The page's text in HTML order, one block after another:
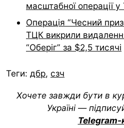
масштабної операції
Операція “Чесний
ТЦК викрили
“Оберіг” за $2,5 тисячі
Теги: дбр, сзч
Хочете завжди бути в
Україні —
Telegram-